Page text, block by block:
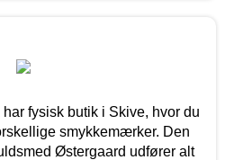
fysisk butik i Skive, hvor du
smykkemærker. Den
Østergaard udfører alt